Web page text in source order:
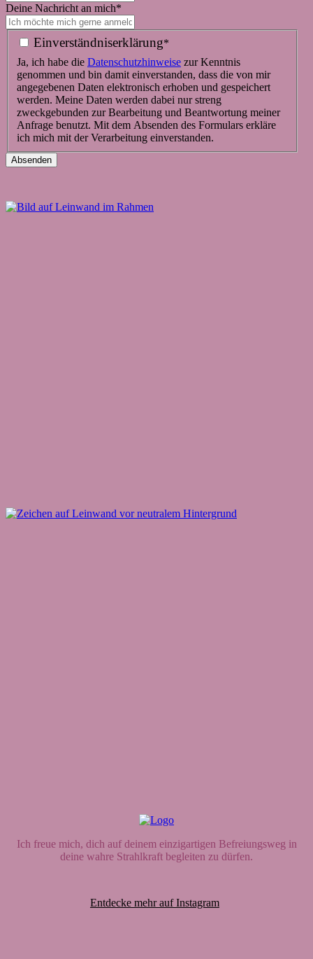
Deine Nachricht an mich*
Einverständniserklärung*
Ja, ich habe die Datenschutz­hinweise zur Kenntnis
genommen und bin damit einverstanden, dass die von mir
angegebenen Daten elektronisch erhoben und gespeichert
werden. Meine Daten werden dabei nur streng
zweckgebunden zur Bearbeitung und Beantwortung meiner
Anfrage benutzt. Mit dem Absenden des Formulars erkläre
ich mich mit der Verarbeitung einverstanden.
Ich freue mich, dich auf deinem einzigartigen Befreiungsweg in
deine wahre Strahlkraft begleiten zu dürfen.
Entdecke mehr auf Instagram